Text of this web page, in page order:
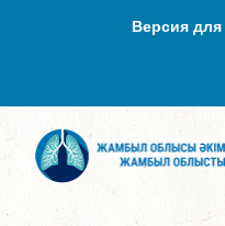
Версия